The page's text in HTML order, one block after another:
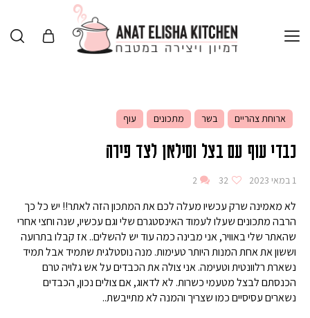
ארוחת צהריים בשר מתכונים עוף
כבדי עוף עם בצל וסילאן לצד פירה
1 במאי 2023 32
2
לא מאמינה שרק עכשיו מעלה לכם את המתכון הזה לאתר!! יש כל כך
הרבה מתכונים שעלו לעמוד האינסטגרם שלי וגם עכשיו, שנה וחצי אחרי
שהאתר שלי באוויר, אני מבינה כמה עוד יש להשלים.. אז קבלו בתרועה
וששון את אחת המנות היותר טעימות. מנה נוסטלגית שתמיד אבל תמיד
נשארת רלוונטית וטעימה. אני צולה את הכבדים על אש גלויה טרם
הכנסתם לבצל מטעמי כשרות. לא לדאוג, אם צולים נכון, הכבדים
נשארים עסיסיים כמו שצריך והמנה לא מתייבשת..